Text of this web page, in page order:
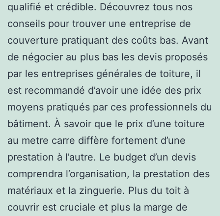
qualifié et crédible. Découvrez tous nos
conseils pour trouver une entreprise de
couverture pratiquant des coûts bas. Avant
de négocier au plus bas les devis proposés
par les entreprises générales de toiture, il
est recommandé d’avoir une idée des prix
moyens pratiqués par ces professionnels du
bâtiment. À savoir que le prix d’une toiture
au metre carre diffère fortement d’une
prestation à l’autre. Le budget d’un devis
comprendra l’organisation, la prestation des
matériaux et la zinguerie. Plus du toit à
couvrir est cruciale et plus la marge de